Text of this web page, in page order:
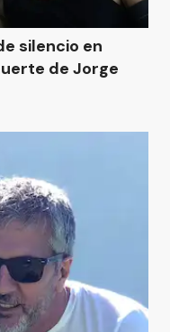
silencio en
de Jorge